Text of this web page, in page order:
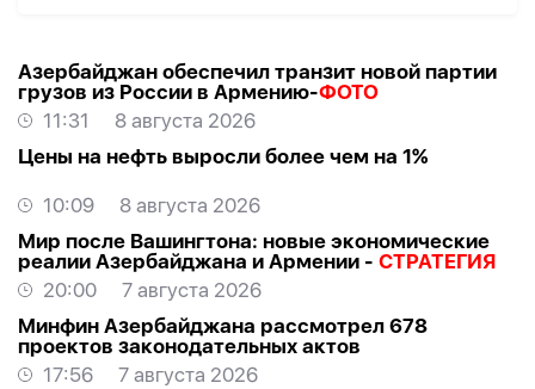
Азербайджан обеспечил транзит новой партии
грузов из России в Армению-ФОТО
11:31
8 августа 2026
Цены на нефть выросли более чем на 1%
10:09
8 августа 2026
Мир после Вашингтона: новые экономические
реалии Азербайджана и Армении - СТРАТЕГИЯ
20:00
7 августа 2026
Минфин Азербайджана рассмотрел 678
проектов законодательных актов
17:56
7 августа 2026